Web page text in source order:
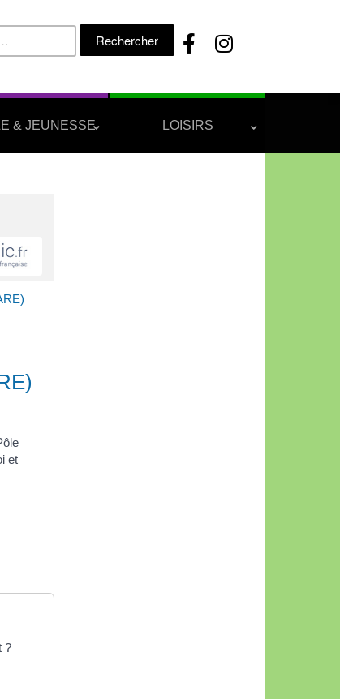
Rechercher :
& JEUNESSE LOISIRS
et
?